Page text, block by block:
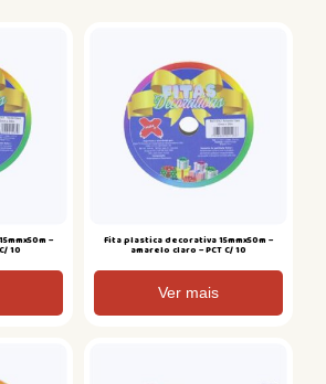
–
10
Fita plastica decorativa 15mmx50m –
amarelo claro – PCT C/ 10
Ver mais